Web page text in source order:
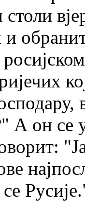
и
А он се